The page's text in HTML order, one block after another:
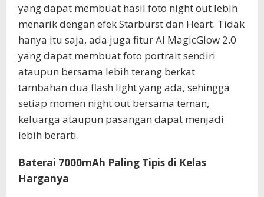
yang dapat membuat hasil foto night out lebih
menarik dengan efek Starburst dan Heart. Tidak
hanya itu saja, ada juga fitur AI MagicGlow 2.0
yang dapat membuat foto portrait sendiri
ataupun bersama lebih terang berkat
tambahan dua flash light yang ada, sehingga
setiap momen night out bersama teman,
keluarga ataupun pasangan dapat menjadi
lebih berarti.
Baterai 7000mAh Paling Tipis di Kelas
Harganya